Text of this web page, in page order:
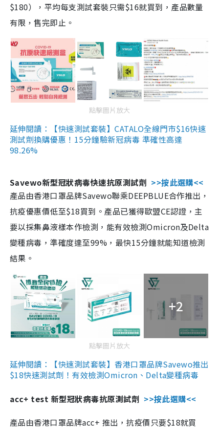
$180），平均每支測試套裝只需$16就買到，產品數量
有限，售完即止。
點擊圖片放大
延伸閱讀：【快速測試套裝】CATALO全線門市$16快速
測試劑換購優惠！15分鐘驗新冠病毒 準確性高達
98.26%
Savewo新型冠狀病毒快速抗原測試劑 >>按此選購<<
產品由香港口罩品牌Savewo聯乘DEEPBLUE合作推出，
抗疫優惠價低至$18買到。產品已獲得歐盟CE認證，主
要以採集鼻液樣本作檢測，能有效檢測Omicron及Delta
變種病毒，準確度達至99%，最快15分鐘就能知道檢測
結果。
+2
點擊圖片放大
延伸閱讀：【快速測試套裝】香港口罩品牌Savewo推出
$18快速測試劑！有效檢測Omicron、Delta變種病毒
acc+ test 新型冠狀病毒抗原測試劑 >>按此選購<<
產品由香港口罩品牌acc+ 推出，抗疫價只要$18就買